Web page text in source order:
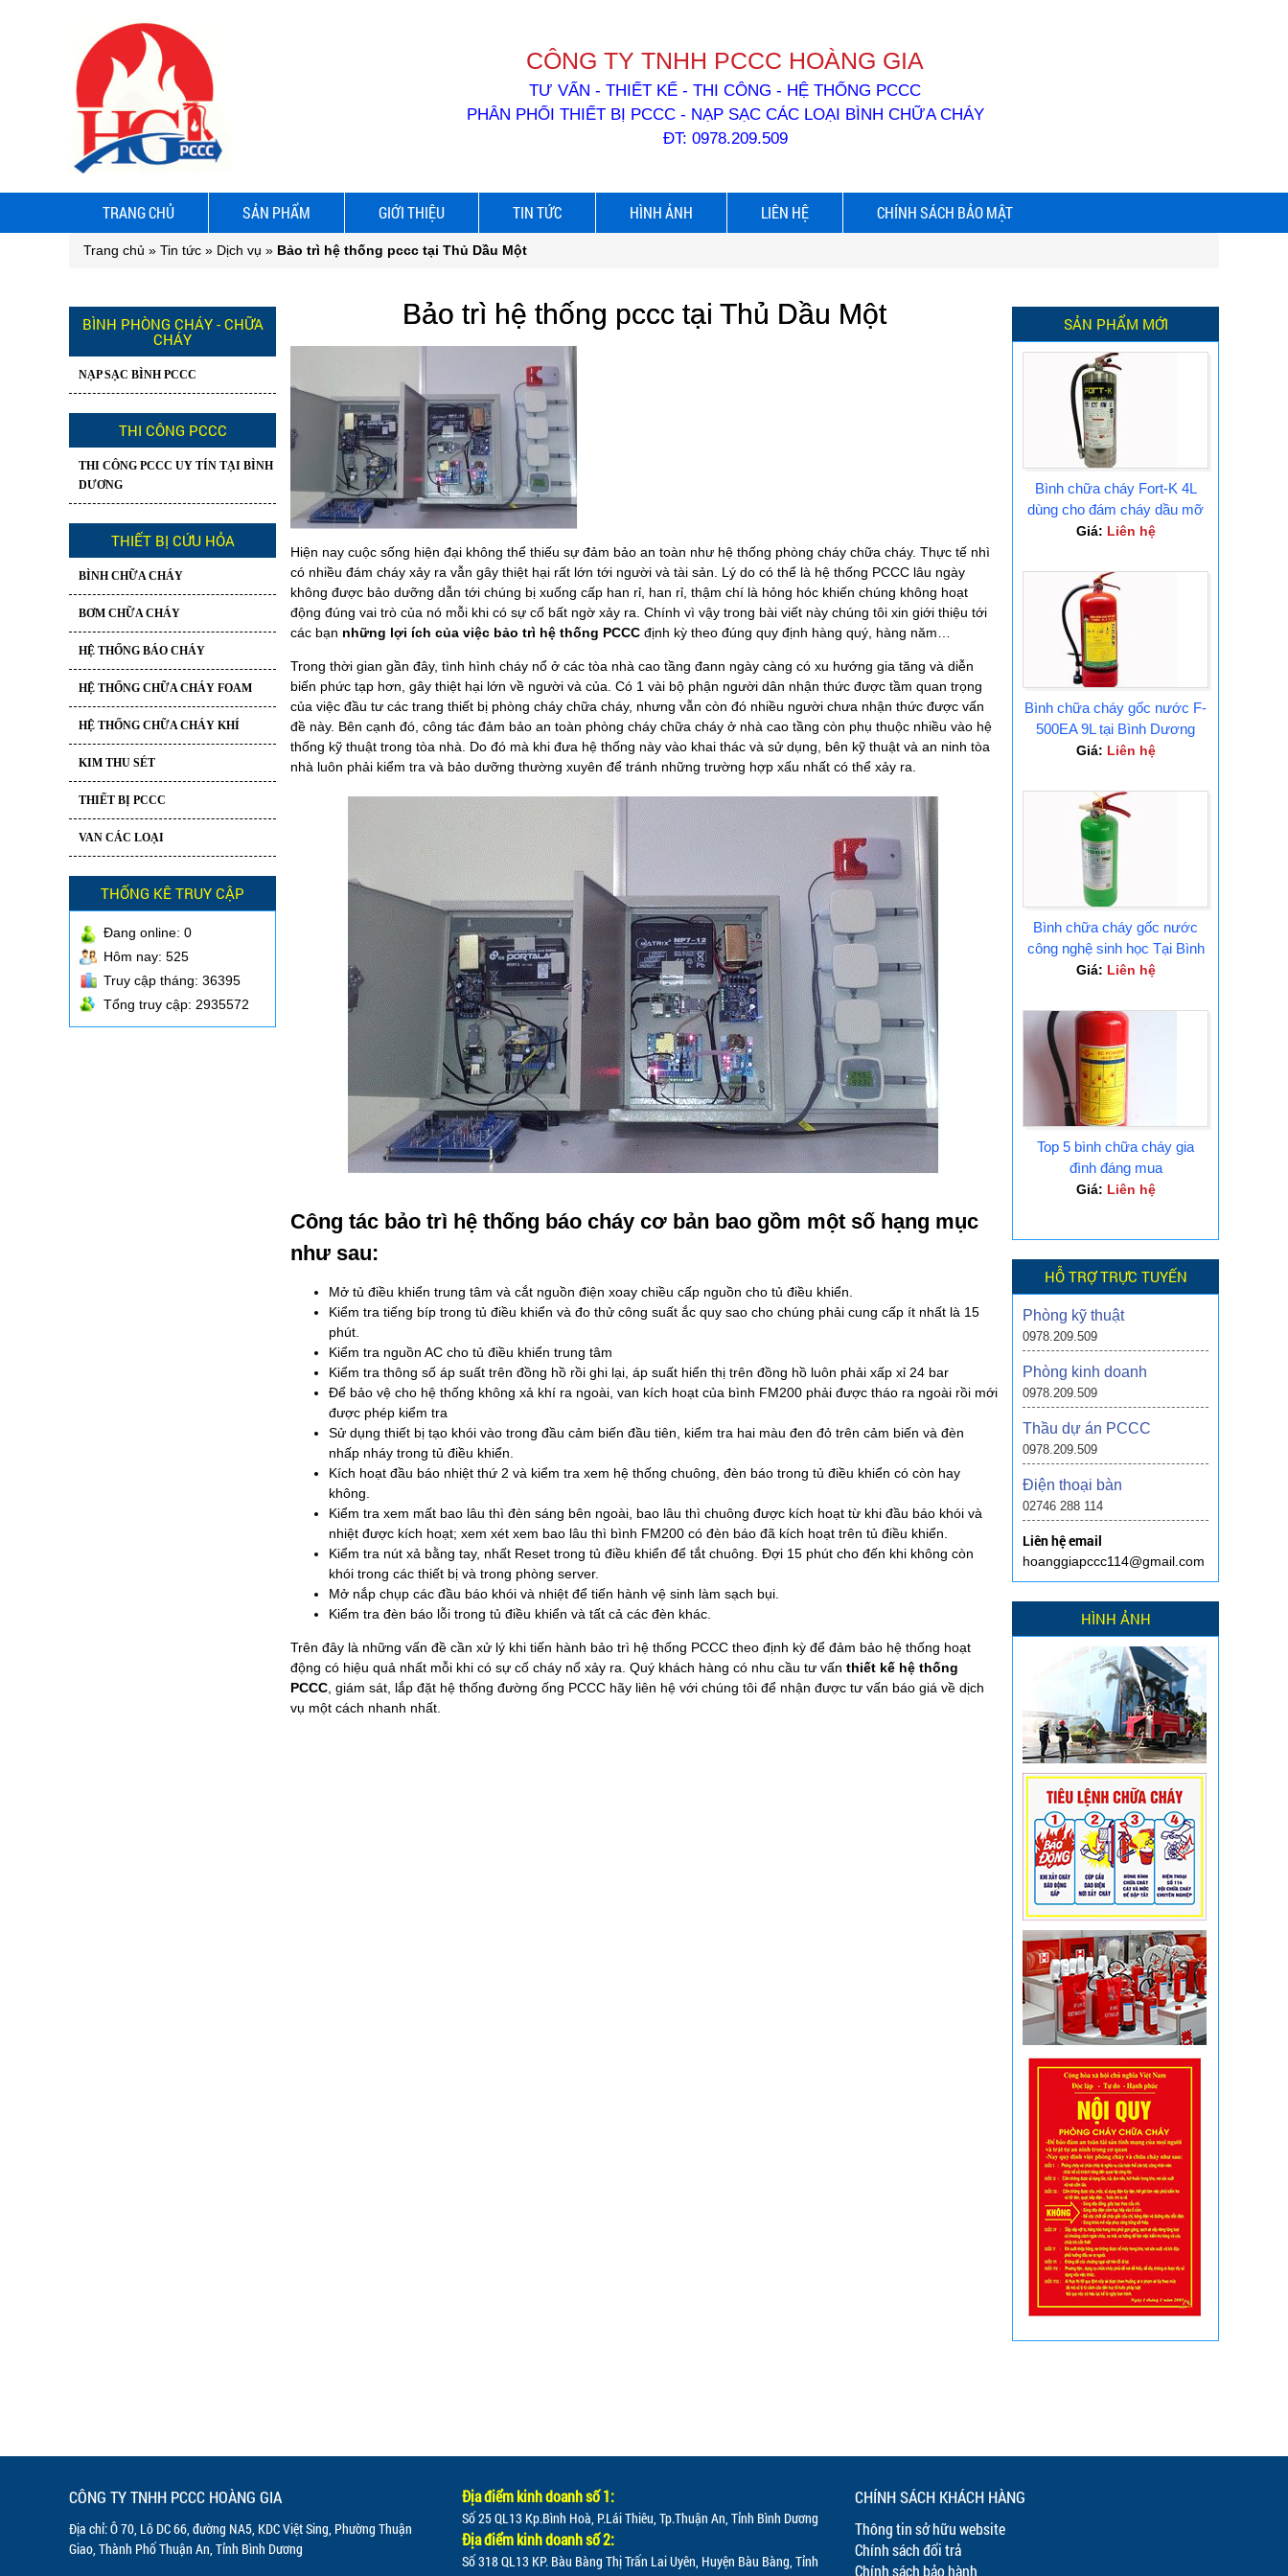
CÔNG TY TNHH PCCC HOÀNG GIA
TƯ VẤN - THIẾT KẾ - THI CÔNG - HỆ THỐNG PCCC
PHÂN PHỐI THIẾT BỊ PCCC - NẠP SẠC CÁC LOẠI BÌNH CHỮA CHÁY
ĐT: 0978.209.509
TRANG CHỦ SẢN PHẨM GIỚI THIỆU TIN TỨC HÌNH ẢNH LIÊN HỆ CHÍNH SÁCH BẢO MẬT
Trang chủ » Tin tức » Dịch vụ » Bảo trì hệ thống pccc tại Thủ Dầu Một
BÌNH PHÒNG CHÁY - CHỮA
CHÁY
NẠP SẠC BÌNH PCCC
THI CÔNG PCCC
THI CÔNG PCCC UY TÍN TẠI BÌNH
DƯƠNG
THIẾT BỊ CỨU HỎA
BÌNH CHỮA CHÁY
BƠM CHỮA CHÁY
HỆ THỐNG BÁO CHÁY
HỆ THỐNG CHỮA CHÁY FOAM
HỆ THỐNG CHỮA CHÁY KHÍ
KIM THU SÉT
THIẾT BỊ PCCC
VAN CÁC LOẠI
THỐNG KÊ TRUY CẬP
Đang online: 0
Hôm nay: 525
Truy cập tháng: 36395
Tổng truy cập: 2935572
Bảo trì hệ thống pccc tại Thủ Dầu Một
Hiện nay cuộc sống hiện đại không thể thiếu sự đảm bảo an toàn như hệ thống phòng cháy chữa cháy. Thực tế nhì
có nhiều đám cháy xảy ra vẫn gây thiệt hại rất lớn tới người và tài sản. Lý do có thể là hệ thống PCCC lâu ngày
không được bảo dưỡng dẫn tới chúng bị xuống cấp han rỉ, han rỉ, thậm chí là hỏng hóc khiến chúng không hoạt
động đúng vai trò của nó mỗi khi có sự cố bất ngờ xảy ra. Chính vì vậy trong bài viết này chúng tôi xin giới thiệu tới
các bạn những lợi ích của việc bảo trì hệ thống PCCC định kỳ theo đúng quy định hàng quý, hàng năm…
Trong thời gian gần đây, tình hình cháy nổ ở các tòa nhà cao tầng đann ngày càng có xu hướng gia tăng và diễn
biến phức tạp hơn, gây thiệt hại lớn về người và của. Có 1 vài bộ phận người dân nhận thức được tầm quan trọng
của việc đầu tư các trang thiết bị phòng cháy chữa cháy, nhưng vẫn còn đó nhiều người chưa nhận thức được vấn
đề này. Bên cạnh đó, công tác đảm bảo an toàn phòng cháy chữa cháy ở nhà cao tầng còn phụ thuộc nhiều vào hệ
thống kỹ thuật trong tòa nhà. Do đó mà khi đưa hệ thống này vào khai thác và sử dụng, bên kỹ thuật và an ninh tòa
nhà luôn phải kiểm tra và bảo dưỡng thường xuyên để tránh những trường hợp xấu nhất có thể xảy ra.
Công tác bảo trì hệ thống báo cháy cơ bản bao gồm một số hạng mục
như sau:
Mở tủ điều khiển trung tâm và cắt nguồn điện xoay chiều cấp nguồn cho tủ điều khiển.
Kiểm tra tiếng bíp trong tủ điều khiển và đo thử công suất ắc quy sao cho chúng phải cung cấp ít nhất là 15
phút.
Kiểm tra nguồn AC cho tủ điều khiển trung tâm
Kiểm tra thông số áp suất trên đồng hồ rồi ghi lại, áp suất hiển thị trên đồng hồ luôn phải xấp xỉ 24 bar
Để bảo vệ cho hệ thống không xả khí ra ngoài, van kích hoạt của bình FM200 phải được tháo ra ngoài rồi mới
được phép kiểm tra
Sử dụng thiết bị tạo khói vào trong đầu cảm biến đầu tiên, kiểm tra hai màu đen đỏ trên cảm biến và đèn
nhấp nháy trong tủ điều khiển.
Kích hoạt đầu báo nhiệt thứ 2 và kiểm tra xem hệ thống chuông, đèn báo trong tủ điều khiển có còn hay
không.
Kiểm tra xem mất bao lâu thì đèn sáng bên ngoài, bao lâu thì chuông được kích hoạt từ khi đầu báo khói và
nhiệt được kích hoạt; xem xét xem bao lâu thì bình FM200 có đèn báo đã kích hoạt trên tủ điều khiển.
Kiểm tra nút xả bằng tay, nhất Reset trong tủ điều khiển để tắt chuông. Đợi 15 phút cho đến khi không còn
khói trong các thiết bị và trong phòng server.
Mở nắp chụp các đầu báo khói và nhiệt để tiến hành vệ sinh làm sạch bụi.
Kiểm tra đèn báo lỗi trong tủ điều khiển và tất cả các đèn khác.
Trên đây là những vấn đề cần xử lý khi tiến hành bảo trì hệ thống PCCC theo định kỳ để đảm bảo hệ thống hoạt
động có hiệu quả nhất mỗi khi có sự cố cháy nổ xảy ra. Quý khách hàng có nhu cầu tư vấn thiết kế hệ thống
PCCC, giám sát, lắp đặt hệ thống đường ống PCCC hãy liên hệ với chúng tôi để nhận được tư vấn báo giá về dịch
vụ một cách nhanh nhất.
SẢN PHẨM MỚI
Bình chữa cháy Fort-K 4L
dùng cho đám cháy dầu mỡ
Tại Bình Dương
Giá: Liên hệ
Bình chữa cháy gốc nước F-
500EA 9L tại Bình Dương
Giá: Liên hệ
Bình chữa cháy gốc nước
công nghệ sinh học Tại Bình
Dương
Giá: Liên hệ
Top 5 bình chữa cháy gia
đình đáng mua
Giá: Liên hệ
HỖ TRỢ TRỰC TUYẾN
Phòng kỹ thuật
0978.209.509
Phòng kinh doanh
0978.209.509
Thầu dự án PCCC
0978.209.509
Điện thoại bàn
02746 288 114
Liên hệ email
hoanggiapccc114@gmail.com
HÌNH ẢNH
CÔNG TY TNHH PCCC HOÀNG GIA
Địa chỉ: Ô 70, Lô DC 66, đường NA5, KDC Việt Sing, Phường Thuận
Giao, Thành Phố Thuận An, Tỉnh Bình Dương
Địa điểm kinh doanh số 1:
Số 25 QL13 Kp.Bình Hoà, P.Lái Thiêu, Tp.Thuận An, Tỉnh Bình Dương
Địa điểm kinh doanh số 2:
Số 318 QL13 KP. Bàu Bàng Thị Trấn Lai Uyên, Huyện Bàu Bàng, Tỉnh
CHÍNH SÁCH KHÁCH HÀNG
Thông tin sở hữu website
Chính sách đổi trả
Chính sách bảo hành